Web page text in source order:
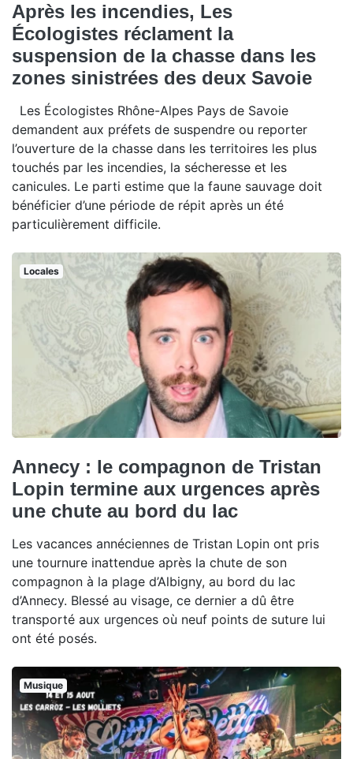
Après les incendies, Les
Écologistes réclament la
suspension de la chasse dans les
zones sinistrées des deux Savoie
Les Écologistes Rhône-Alpes Pays de Savoie
demandent aux préfets de suspendre ou reporter
l’ouverture de la chasse dans les territoires les plus
touchés par les incendies, la sécheresse et les
canicules. Le parti estime que la faune sauvage doit
bénéficier d’une période de répit après un été
particulièrement difficile.
Locales
Annecy : le compagnon de Tristan
Lopin termine aux urgences après
une chute au bord du lac
Les vacances annéciennes de Tristan Lopin ont pris
une tournure inattendue après la chute de son
compagnon à la plage d’Albigny, au bord du lac
d’Annecy. Blessé au visage, ce dernier a dû être
transporté aux urgences où neuf points de suture lui
ont été posés.
Musique